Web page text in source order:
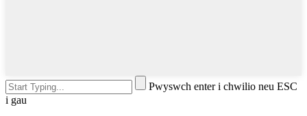
Pwyswch enter i chwilio neu ESC
i gau